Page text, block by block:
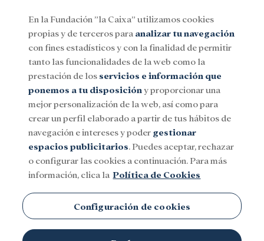
Menu
SocialInvestigación y becasCultura
En la Fundación ”la Caixa” utilizamos cookies
propias y de terceros para analizar tu navegación
con fines estadísticos y con la finalidad de permitir
tanto las funcionalidades de la web como la
prestación de los servicios e información que
ponemos a tu disposición y proporcionar una
mejor personalización de la web, así como para
crear un perfil elaborado a partir de tus hábitos de
navegación e intereses y poder gestionar
espacios publicitarios. Puedes aceptar, rechazar
o configurar las cookies a continuación. Para más
información, clica la Política de Cookies
Configuración de cookies